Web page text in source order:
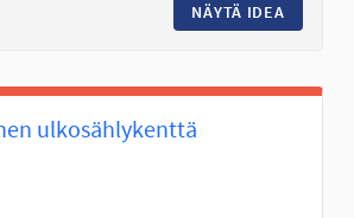
NÄYTÄ IDEA
ulkosählykenttä